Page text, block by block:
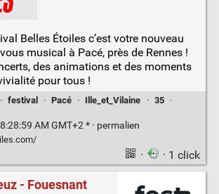
Belles Étoiles c’est votre nouveau
musical à Pacé, près de Rennes !
des animations et des moments
pour tous !
· festival · Pacé · Ille_et_Vilaine · 35
·
AM GMT+2 * · permalien
· · 1 click
- Fouesnant